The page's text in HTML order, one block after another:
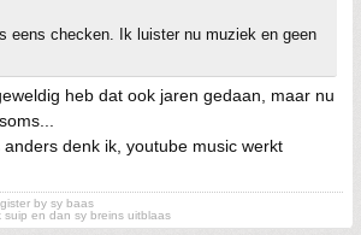
eens checken. Ik luister nu muziek en geen
heb dat ook jaren gedaan, maar nu
denk ik, youtube music werkt
by sy baas
en dan sy breins uitblaas